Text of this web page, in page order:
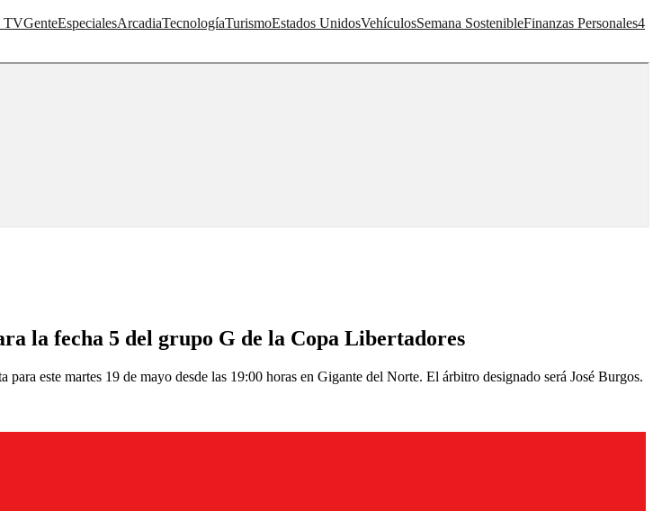
TVGenteEspecialesArcadiaTecnologíaTurismoEstados UnidosVehículosSemana SostenibleFinanzas Personales4
la fecha 5 del grupo G de la Copa Libertadores
este martes 19 de mayo desde las 19:00 horas en Gigante del Norte. El árbitro designado será José Burgos.